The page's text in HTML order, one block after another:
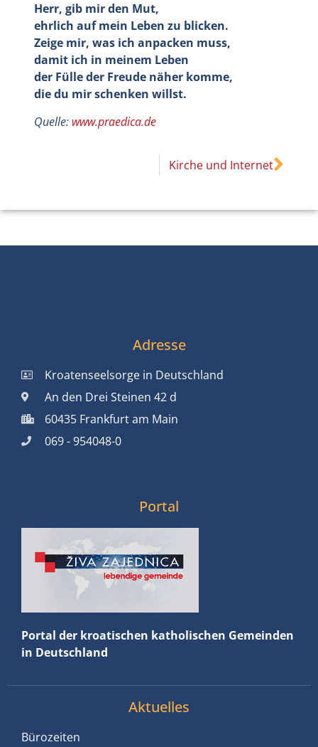
Herr, gib mir den Mut,
ehrlich auf mein Leben zu blicken.
Zeige mir, was ich anpacken muss,
damit ich in meinem Leben
der Fülle der Freude näher komme,
die du mir schenken willst.
Quelle: www.praedica.de
Kirche und Internet
Adresse
Kroatenseelsorge in Deutschland
An den Drei Steinen 42 d
60435 Frankfurt am Main
069 - 954048-0
Portal
Portal der kroatischen katholischen Gemeinden
in Deutschland
Aktuelles
Bürozeiten